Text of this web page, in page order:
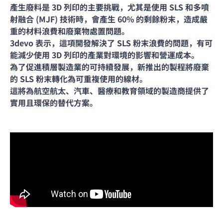
產生廢料是 3D 列印的主要挑戰，尤其是使用 SLS 和多噴
射融合 (MJF) 技術時，會產生 60% 的剩餘粉末，造成嚴
重的材料浪費和廢棄物處置問題。
3devo 表示，這項開發解決了 SLS 粉末浪費的問題，有可
能減少使用 3D 列印的產業對環境的影響和營運成本。
為了促進積層製造業的可持續發展，新推出的製程將廢棄
的 SLS 粉末轉化為可重複使用的線材。
這將為航空航太、汽車、醫療和教育領域的製造商提供了
實用且環保的替代方案。